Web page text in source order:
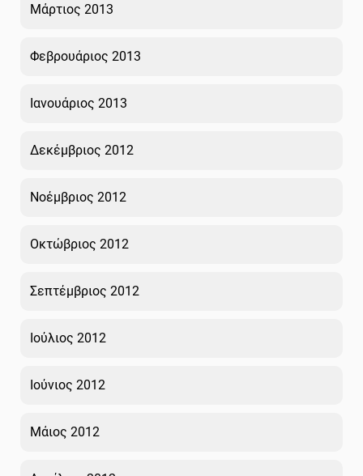
Μάρτιος 2013
Φεβρουάριος 2013
Ιανουάριος 2013
Δεκέμβριος 2012
Νοέμβριος 2012
Οκτώβριος 2012
Σεπτέμβριος 2012
Ιούλιος 2012
Ιούνιος 2012
Μάιος 2012